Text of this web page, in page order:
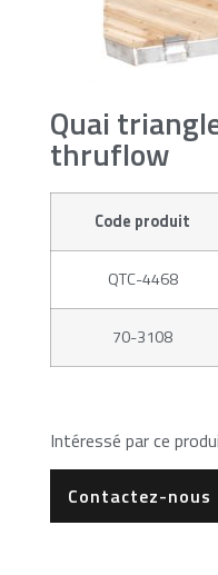
Quai
thruflow
Code produit
QTC-4468
70-3108
Intéressé par ce
Contactez-nous